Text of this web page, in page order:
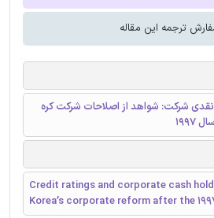
ترجمه این مقاله
نقدی شرکت: شواهد از اصلاحات شرکت کره
Credit ratings and corporate cash
Korea’s corporate reform after the